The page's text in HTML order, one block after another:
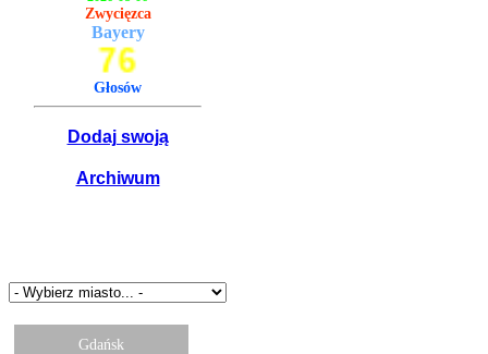
Zwycięzca
Bayery
76
Głosów
Dodaj swoją
Archiwum
Gdańsk